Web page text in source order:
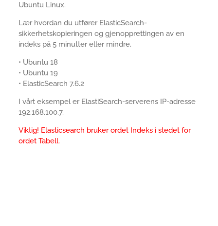
Ubuntu Linux.
Lær hvordan du utfører ElasticSearch-
sikkerhetskopieringen og gjenopprettingen av en
indeks på 5 minutter eller mindre.
• Ubuntu 18
• Ubuntu 19
• ElasticSearch 7.6.2
I vårt eksempel er ElastiSearch-serverens IP-adresse
192.168.100.7.
Viktig! Elasticsearch bruker ordet Indeks i stedet for
ordet Tabell.